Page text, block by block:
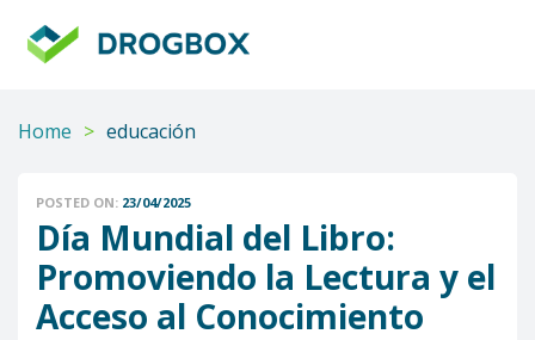
Home > educación
POSTED ON: 23/04/2025
Día Mundial del Libro:
Promoviendo la Lectura y el
Acceso al Conocimiento